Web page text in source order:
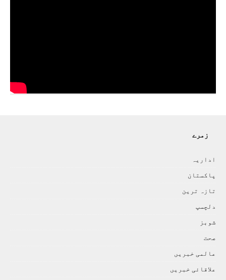
زمرے
اداريہ
پاکستان
تازہ ترين
دلچسپ
شوبز
صحت
عالمی خبريں
علاقائی خبريں